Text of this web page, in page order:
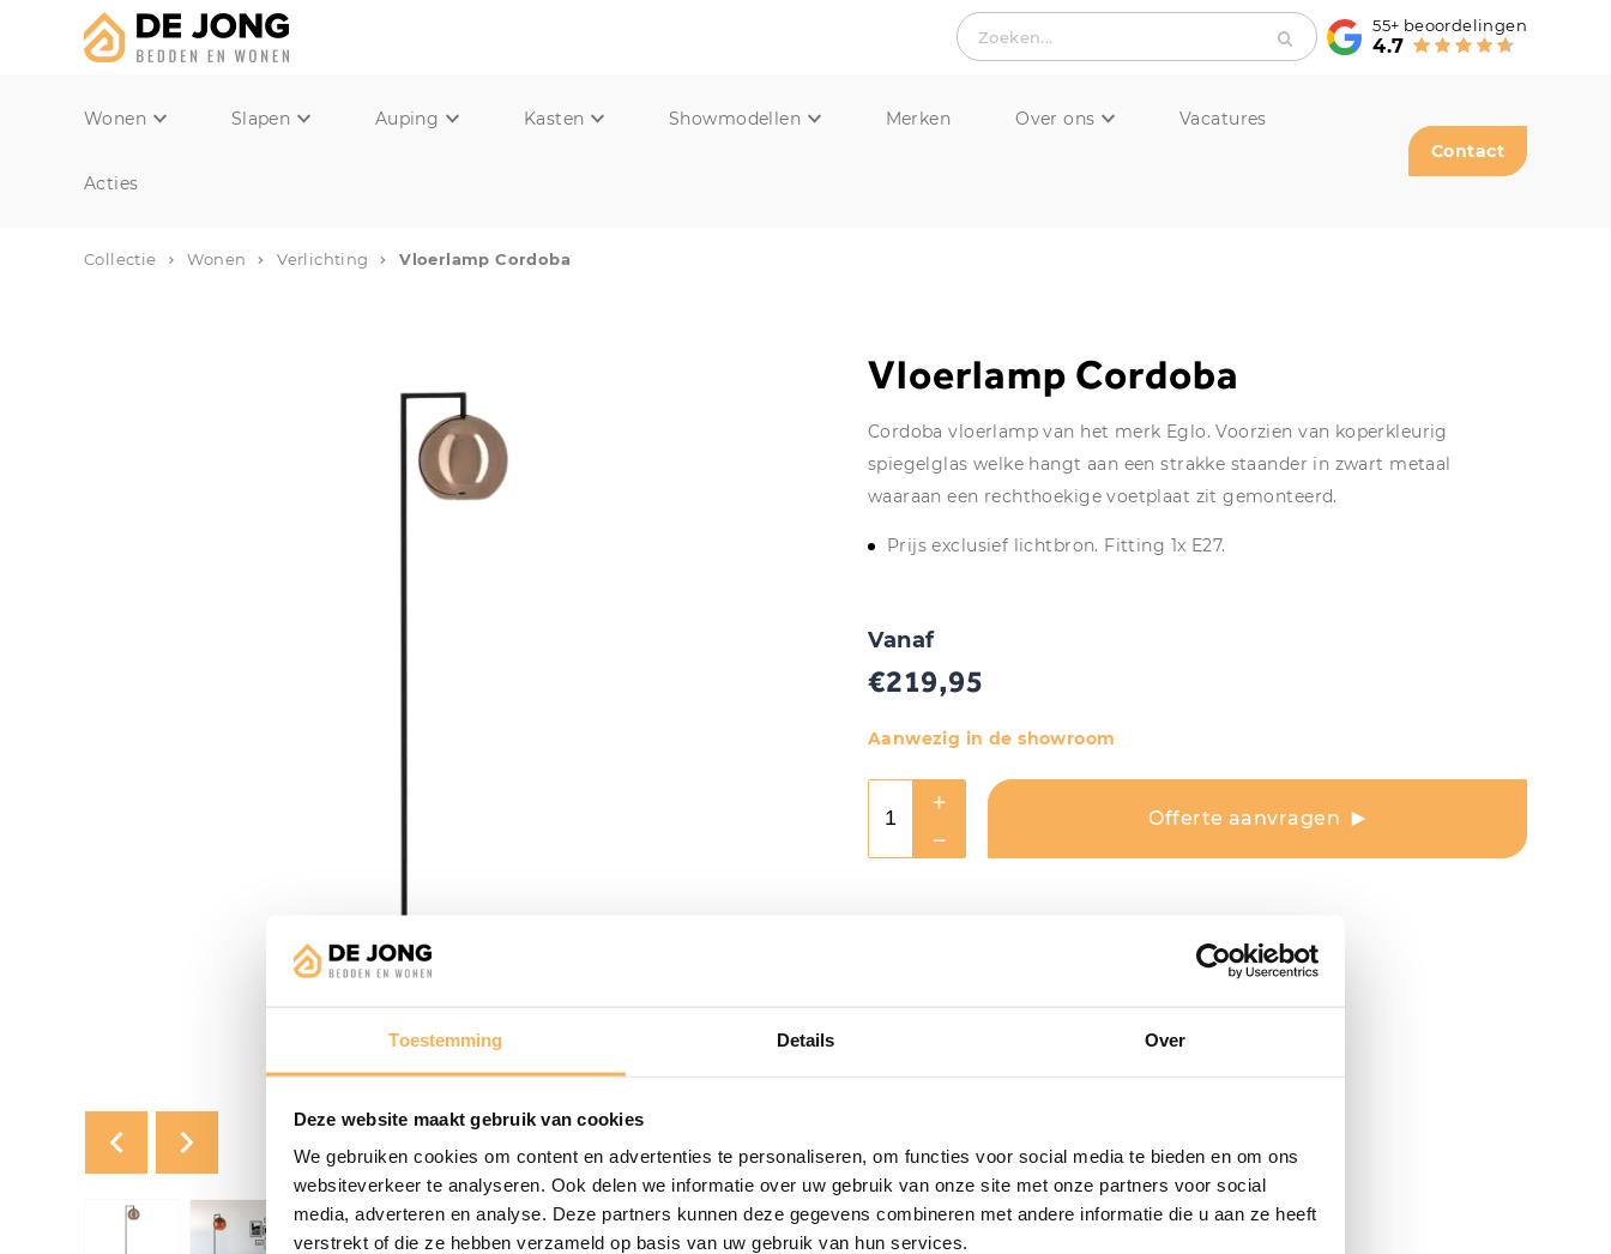
Toestemming Details Over
Deze website maakt gebruik van cookies
We gebruiken cookies om content en advertenties te personaliseren, om functies voor social media te bieden en om ons
websiteverkeer te analyseren. Ook delen we informatie over uw gebruik van onze site met onze partners voor social
media, adverteren en analyse. Deze partners kunnen deze gegevens combineren met andere informatie die u aan ze heeft
verstrekt of die ze hebben verzameld op basis van uw gebruik van hun services.
Zoeken...
55+ beoordelingen
4.7
Wonen Slapen Auping Kasten Showmodellen Merken Over ons Vacatures
Acties
Contact
Collectie Wonen Verlichting Vloerlamp Cordoba
Vloerlamp Cordoba
Cordoba vloerlamp van het merk Eglo. Voorzien van koperkleurig
spiegelglas welke hangt aan een strakke staander in zwart metaal
waaraan een rechthoekige voetplaat zit gemonteerd.
Prijs exclusief lichtbron. Fitting 1x E27.
Vanaf
€219,95
Aanwezig in de showroom
Offerte aanvragen